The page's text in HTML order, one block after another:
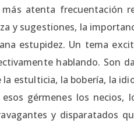
atenta frecuentación
y sugestiones, la
estupidez. Un tema
hablando. Son
estulticia, la bobería, la
gérmenes los necios,
y disparatados